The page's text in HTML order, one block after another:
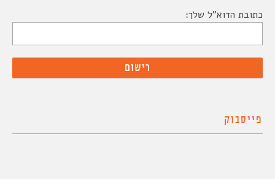
כתובת הדוא"ל שלך:
פייסבוק